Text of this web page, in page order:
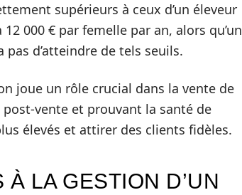
supérieurs à ceux d’un éleveur
000 € par femelle par an, alors qu’un
d’atteindre de tels seuils.
joue un rôle crucial dans la vente de
vente et prouvant la santé de
élevés et attirer des clients fidèles.
LA GESTION D’UN